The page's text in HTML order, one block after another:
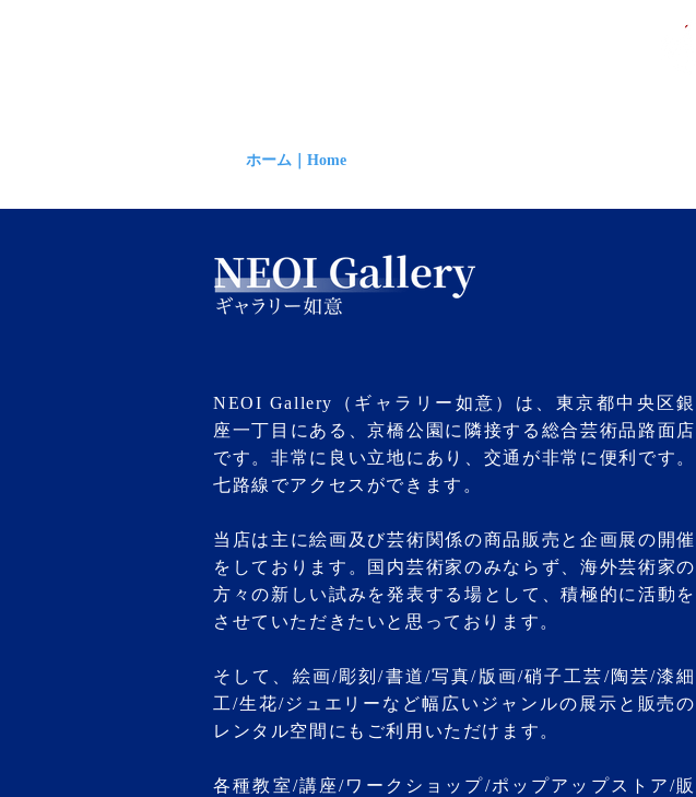
ホーム｜Home
NEOI Gallery（ギャラリー如意）は、東京都中央区銀
座一丁目にある、京橋公園に隣接する総合芸術品路面店
です。非常に良い立地にあり、交通が非常に便利です。
七路線でアクセスができます。
当店は主に絵画及び芸術関係の商品販売と企画展の開催
をしております。国内芸術家のみならず、海外芸術家の
方々の新しい試みを発表する場として、積極的に活動を
させていただきたいと思っております。
そして、絵画/彫刻/書道/写真/版画/硝子工芸/陶芸/漆細
工/生花/ジュエリーなど幅広いジャンルの展示と販売の
レンタル空間にもご利用いただけます。
各種教室/講座/ワークショップ/ポップアップストア/販